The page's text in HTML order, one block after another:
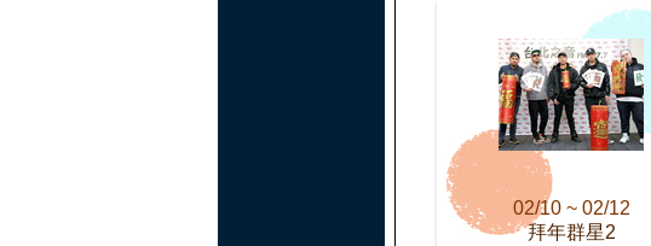
02/10 ~ 02/12
拜年群星2